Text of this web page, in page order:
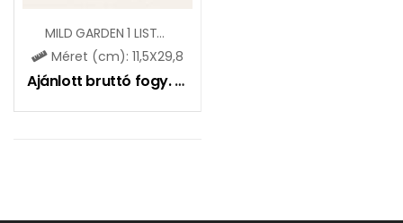
MILD GARDEN 1 LISTELLO
Méret (cm): 11,5X29,8
Ajánlott bruttó fogy. ár: